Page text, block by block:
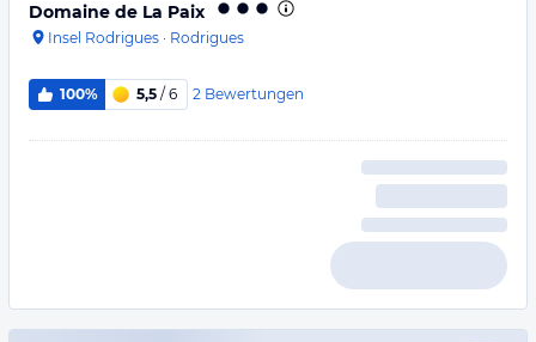
Domaine de La Paix
Insel Rodrigues · Rodrigues
100% 5,5 / 6 2 Bewertungen